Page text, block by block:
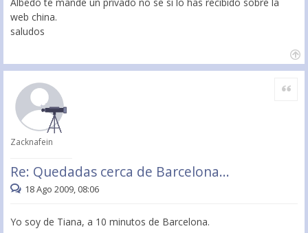
web china.
saludos
Zacknafein
Re: Quedadas cerca de Barcelona...
Citar
18 Ago 2009, 08:06
Yo soy de Tiana, a 10 minutos de Barcelona.